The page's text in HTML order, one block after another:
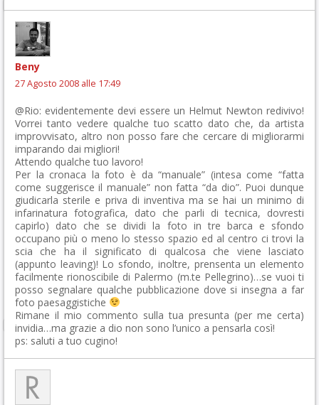
Beny
27 Agosto 2008 alle 17:49
@Rio: evidentemente devi essere un Helmut Newton redivivo!
Vorrei tanto vedere qualche tuo scatto dato che, da artista
improvvisato, altro non posso fare che cercare di migliorarmi
imparando dai migliori!
Attendo qualche tuo lavoro!
Per la cronaca la foto è da “manuale” (intesa come “fatta
come suggerisce il manuale” non fatta “da dio”. Puoi dunque
giudicarla sterile e priva di inventiva ma se hai un minimo di
infarinatura fotografica, dato che parli di tecnica, dovresti
capirlo) dato che se dividi la foto in tre barca e sfondo
occupano più o meno lo stesso spazio ed al centro ci trovi la
scia che ha il significato di qualcosa che viene lasciato
(appunto leaving)! Lo sfondo, inoltre, prensenta un elemento
facilmente rionoscibile di Palermo (m.te Pellegrino)…se vuoi ti
posso segnalare qualche pubblicazione dove si insegna a far
foto paesaggistiche
Rimane il mio commento sulla tua presunta (per me certa)
invidia…ma grazie a dio non sono l’unico a pensarla così!
ps: saluti a tuo cugino!